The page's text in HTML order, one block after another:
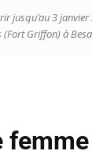
jusqu’au 3
Griffon) à